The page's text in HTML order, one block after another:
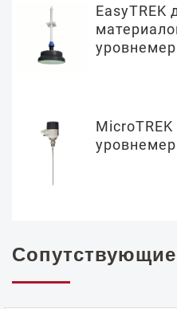
EasyTREK
уровнемер
уровнемер